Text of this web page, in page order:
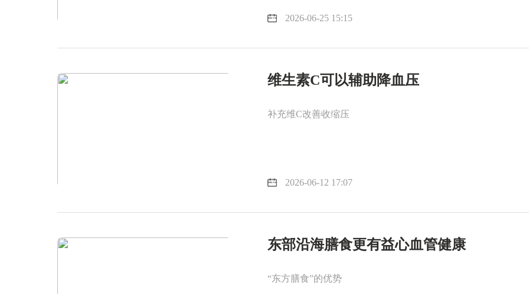
2026-06-25 15:15
维生素C可以辅助降血压
补充维C改善收缩压
2026-06-12 17:07
东部沿海膳食更有益心血管健康
“东方膳食”的优势